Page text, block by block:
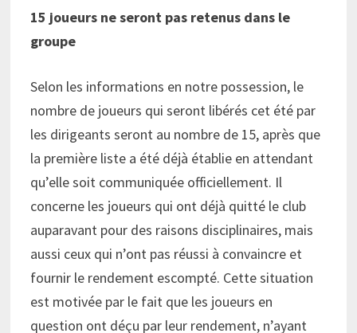
15 joueurs ne seront pas retenus dans le
groupe
Selon les informations en notre possession, le
nombre de joueurs qui seront libérés cet été par
les dirigeants seront au nombre de 15, après que
la première liste a été déjà établie en attendant
qu’elle soit communiquée officiellement. Il
concerne les joueurs qui ont déjà quitté le club
auparavant pour des raisons disciplinaires, mais
aussi ceux qui n’ont pas réussi à convaincre et
fournir le rendement escompté. Cette situation
est motivée par le fait que les joueurs en
question ont déçu par leur rendement, n’ayant